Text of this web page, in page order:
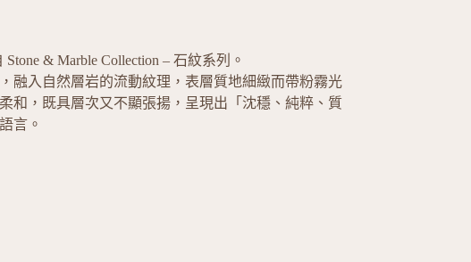
& Marble Collection – 石紋系列。
融入自然層岩的流動紋理，表層質地細緻而帶粉霧光
和，既具層次又不顯張揚，呈現出「沈穩、純粹、質
言。